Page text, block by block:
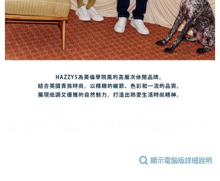
顯示電腦版詳細說明